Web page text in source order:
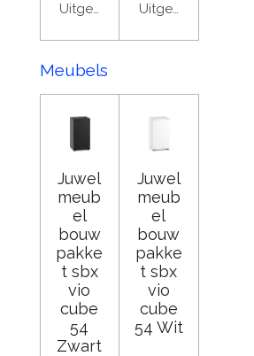
UitgeschakeldUitgeschakeld
Meubels
Juwel
meub
el
bouw
pakke
t sbx
vio
cube
54
Zwart
Juwel
meub
el
bouw
pakke
t sbx
vio
cube
54 Wit